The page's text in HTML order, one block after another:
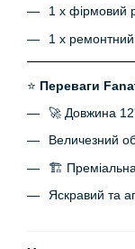
1 х фірмовий
1 х ремонтний
⭐ Переваги
🚀 Довжина
Величезний
🏗 Преміальна
Яскравий та